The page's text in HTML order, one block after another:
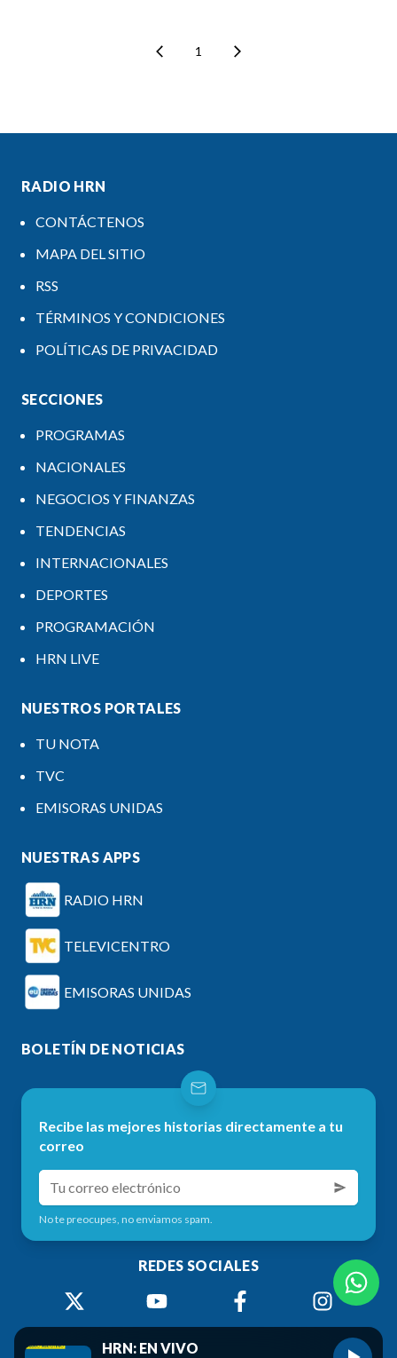
1
RADIO HRN
CONTÁCTENOS
MAPA DEL SITIO
RSS
TÉRMINOS Y CONDICIONES
POLÍTICAS DE PRIVACIDAD
SECCIONES
PROGRAMAS
NACIONALES
NEGOCIOS Y FINANZAS
TENDENCIAS
INTERNACIONALES
DEPORTES
PROGRAMACIÓN
HRN LIVE
NUESTROS PORTALES
TU NOTA
TVC
EMISORAS UNIDAS
NUESTRAS APPS
RADIO HRN
TELEVICENTRO
EMISORAS UNIDAS
BOLETÍN DE NOTICIAS
Recibe las mejores historias directamente a tu
correo
No te preocupes, no enviamos spam.
REDES SOCIALES
HRN: EN VIVO